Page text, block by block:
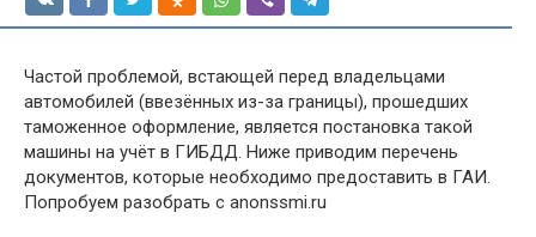
Частой проблемой, встающей перед владельцами
автомобилей (ввезённых из-за границы), прошедших
таможенное оформление, является постановка такой
машины на учёт в ГИБДД. Ниже приводим перечень
документов, которые необходимо предоставить в ГАИ.
Попробуем разобрать с anonssmi.ru